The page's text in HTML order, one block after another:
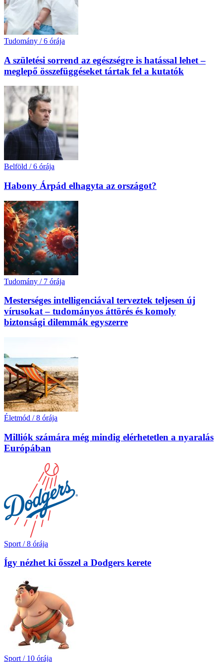
Tudomány / 6 órája
A születési sorrend az egészségre is hatással lehet –
meglepő összefüggéseket tártak fel a kutatók
Belföld / 6 órája
Habony Árpád elhagyta az országot?
Tudomány / 7 órája
Mesterséges intelligenciával terveztek teljesen új
vírusokat – tudományos áttörés és komoly
biztonsági dilemmák egyszerre
Életmód / 8 órája
Milliók számára még mindig elérhetetlen a nyaralás
Európában
Sport / 8 órája
Így nézhet ki ősszel a Dodgers kerete
Sport / 10 órája